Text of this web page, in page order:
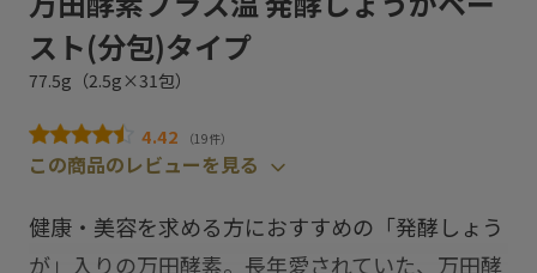
スト(分包)タイプ
77.5g（2.5g×31包）
4.42 （19件）
この商品のレビューを見る
健康・美容を求める方におすすめの「発酵しょう
が」入りの万田酵素。長年愛されていた、万田酵